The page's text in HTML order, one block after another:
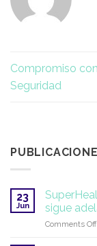
Compromiso
Seguridad
23
Jun
sigue
Comments Off